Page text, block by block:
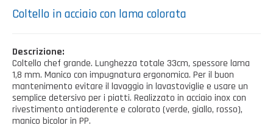
Borse, cesti e trolley
Casalinghi Cucina
Casalinghi Pulizia
PRODOTTI NOVITÀ
Richiesta Informazioni
Dove siamo
SHOP PRIVATI
NOVITÀ ED EVENTI
Coltello in acciaio con lama colorata
Descrizione:
Coltello chef grande. Lunghezza totale 33cm, spessore lama
1,8 mm. Manico con impugnatura ergonomica. Per il buon
mantenimento evitare il lavaggio in lavastoviglie e usare un
semplice detersivo per i piatti. Realizzato in acciaio inox con
rivestimento antiaderente e colorato (verde, giallo, rosso),
manico bicolor in PP.